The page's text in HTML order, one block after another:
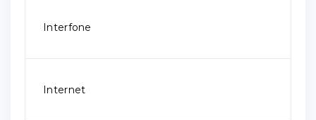
Interfone
Internet